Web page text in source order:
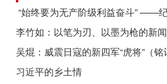
习近平的乡土情